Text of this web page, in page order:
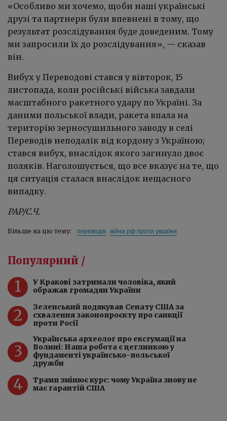
«Особливо ми хочемо, щоби наші українські
друзі та партнери були впевнені в тому, що
результат розслідування буде доведеним. Тому
ми запросили їх до розслідування», — сказав
він.
Вибух у Переводові стався у вівторок, 15
листопада, коли російські війська завдали
масштабного ракетного удару по Україні. За
даними польської влади, ракета впала на
територію зерносушильного заводу в селі
Переводів неподалік від кордону з Україною;
стався вибух, внаслідок якого загинуло двоє
поляків. Наголошується, що все вказує на те, що
ця ситуація сталася внаслідок нещасного
випадку.
PAP/С.Ч.
Більше на цю тему: переводів війна рф проти україни
Популярний /
1
У Кракові затримали чоловіка, який
ображав громадян України
2
Зеленський подякував Сенату США за
схвалення законопроєкту про санкції
проти Росії
3
Українська археолог про ексгумації на
Волині: Наша робота є цеглинкою у
фундаменті українсько-польської
дружби
4
Трамп змінює курс: чому Україна знову не
має гарантій США